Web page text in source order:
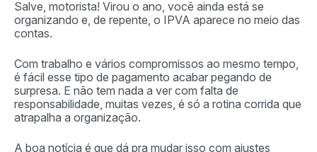
Salve, motorista! Virou o ano, você ainda está se
organizando e, de repente, o IPVA aparece no meio das
contas.
Com trabalho e vários compromissos ao mesmo tempo,
é fácil esse tipo de pagamento acabar pegando de
surpresa. E não tem nada a ver com falta de
responsabilidade, muitas vezes, é só a rotina corrida que
atrapalha a organização.
A boa notícia é que dá pra mudar isso com ajustes